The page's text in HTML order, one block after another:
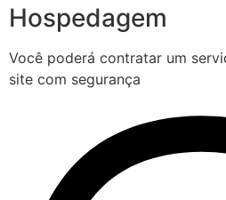
Hospedagem
Você poderá contratar um
site com segurança